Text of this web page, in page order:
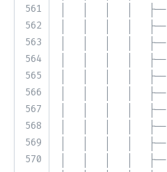
561
562
563
564
565
566
567
568
569
570
│   │   │   │   ├──
│   │   │   │   ├──
│   │   │   │   ├──
│   │   │   │   ├──
│   │   │   │   ├──
│   │   │   │   ├──
│   │   │   │   ├──
│   │   │   │   ├──
│   │   │   │   ├──
│   │   │   │   ├──